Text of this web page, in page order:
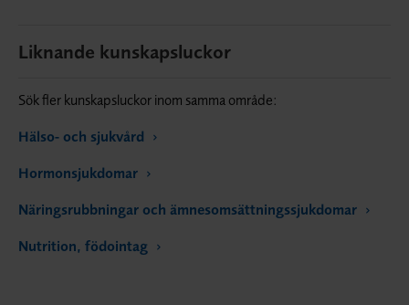
Liknande kunskapsluckor
Sök fler kunskapsluckor inom samma område:
Hälso- och sjukvård
Hormonsjukdomar
Näringsrubbningar och ämnesomsättningssjukdomar
Nutrition, födointag